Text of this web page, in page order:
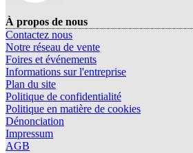
À propos de nous
Contactez nous
Notre réseau de vente
Foires et événements
Informations sur l'entreprise
Plan du site
Politique de confidentialité
Politique en matière de cookies
Dénonciation
Impressum
AGB